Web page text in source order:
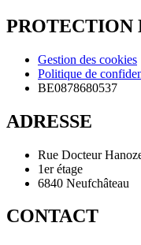
PROTECTION
Gestion des cookies
Politique de
BE0878680537
ADRESSE
Rue Docteur
1er étage
6840 Neufchâteau
CONTACT